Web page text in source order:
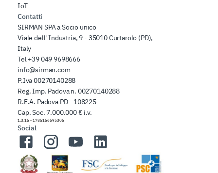
IoT
Contatti
SIRMAN SPA a Socio unico
Viale dell' Industria, 9 - 35010 Curtarolo (PD),
Italy
Tel+39 049 9698666
info@sirman.com
P.Iva 00270140288
Reg. Imp. Padova n. 00270140288
R.E.A. Padova PD - 108225
Cap. Soc. 7.000.000 € i.v.
1.3.15 - 1785156595305
Social
FacebookInstagramYouTubeLinkedIn